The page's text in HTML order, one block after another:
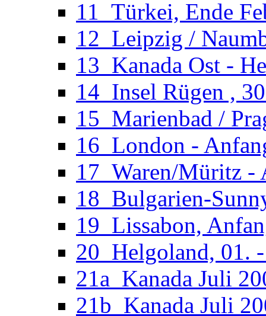
11_Türkei, Ende
12_Leipzig /
13_Kanada Ost -
14_Insel Rügen ,
15_Marienbad /
16_London -
17_Waren/Müritz -
18_Bulgarien-
19_Lissabon,
20_Helgoland, 01.
21a_Kanada Juli
21b_Kanada Juli